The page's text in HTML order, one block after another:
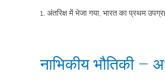
1. अंतरिक्ष में भेजा गया, भारत का प्रथम
नाभिकीय भौतिकी –